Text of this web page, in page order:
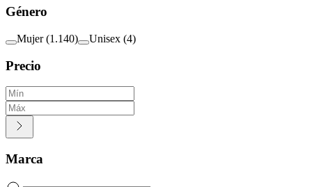
Género
Mujer (1.140) Unisex (4)
Precio
Marca